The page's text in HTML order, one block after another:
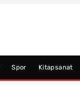
Spor Kitapsanat